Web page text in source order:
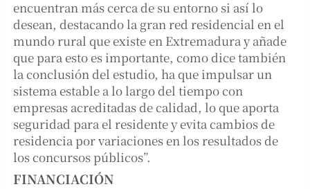
encuentran más cerca de su entorno si así lo
desean, destacando la gran red residencial en el
mundo rural que existe en Extremadura y añade
que para esto es importante, como dice también
la conclusión del estudio, ha que impulsar un
sistema estable a lo largo del tiempo con
empresas acreditadas de calidad, lo que aporta
seguridad para el residente y evita cambios de
residencia por variaciones en los resultados de
los concursos públicos”.
FINANCIACIÓN